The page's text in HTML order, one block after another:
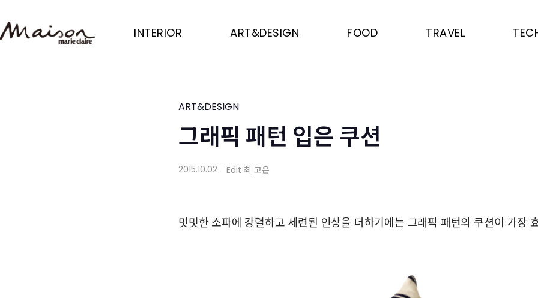
to
main
INTERIOR ART&DESIGN FOOD TRAVEL
ART&DESIGN
그래픽 패턴 입은 쿠션
2015.10.02 Edit 최 고은
밋밋한 소파에 강렬하고 세련된 인상을 더하기에는 그래픽 패턴의 쿠션이 가장